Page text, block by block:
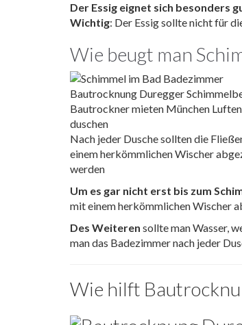
Der Essig eignet sich besonders
Wichtig: Der Essig sollte nicht für
Wie beugt man
Nach jeder Dusche sollten die
einem herkömmlichen Wischer
werden
Um es gar nicht erst bis zum
mit einem herkömmlichen Wischer
Des Weiteren sollte man Wasser,
man das Badezimmer nach jeder
Wie hilft